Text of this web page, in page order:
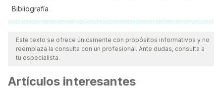
Bibliografía
Todas las fuentes citadas fueron revisadas a profundidad por
nuestro equipo, para asegurar su calidad, confiabilidad,
vigencia y validez.La bibliografía de este artículo fue
científica.
Este texto se ofrece únicamente con propósitos informativos y no
reemplaza la consulta con un profesional. Ante dudas, consulta a
tu especialista.
Artículos interesantes